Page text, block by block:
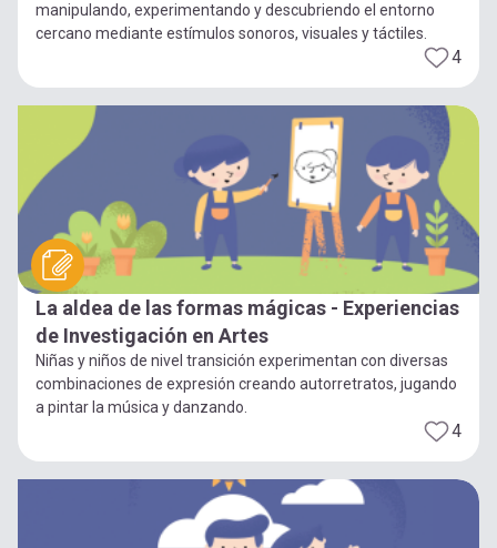
manipulando, experimentando y descubriendo el entorno
cercano mediante estímulos sonoros, visuales y táctiles.
4
La aldea de las formas mágicas - Experiencias
de Investigación en Artes
Niñas y niños de nivel transición experimentan con diversas
combinaciones de expresión creando autorretratos, jugando
a pintar la música y danzando.
4